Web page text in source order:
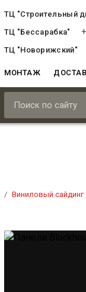
ТЦ "Строительный
ТЦ "Бессарабка"
ТЦ "Новорижский"
МОНТАЖ
Виниловый